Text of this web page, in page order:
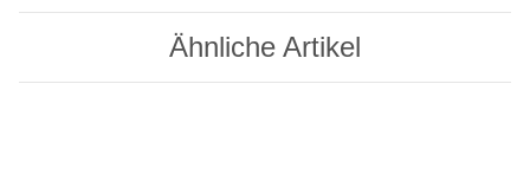
Ähnliche Artikel